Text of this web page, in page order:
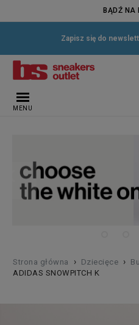
BĄDŹ NA
Zapisz się do
MENU
Strona główna › Dziecięce ›
ADIDAS SNOWPITCH K